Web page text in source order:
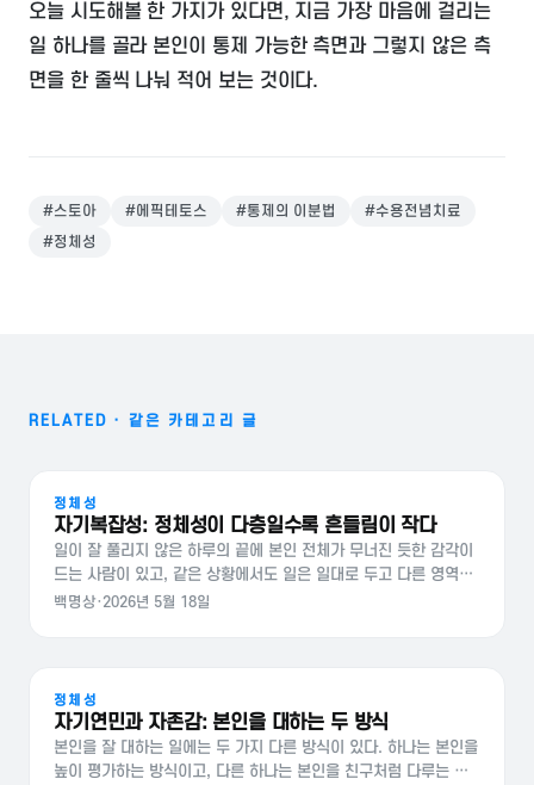
오늘 시도해볼 한 가지가 있다면, 지금 가장 마음에 걸리는
일 하나를 골라 본인이 통제 가능한 측면과 그렇지 않은 측
면을 한 줄씩 나눠 적어 보는 것이다.
#스토아 #에픽테토스 #통제의 이분법 #수용전념치료
#정체성
RELATED · 같은 카테고리 글
정체성
자기복잡성: 정체성이 다층일수록 흔들림이 작다
일이 잘 풀리지 않은 하루의 끝에 본인 전체가 무너진 듯한 감각이
드는 사람이 있고, 같은 상황에서도 일은 일대로 두고 다른 영역으
로 자연스럽게 넘어가는 사람이 있다. 그 차이를 설명하는 한 가지
백명상· 2026년 5월 18일
정체성
자기연민과 자존감: 본인을 대하는 두 방식
본인을 잘 대하는 일에는 두 가지 다른 방식이 있다. 하나는 본인을
높이 평가하는 방식이고, 다른 하나는 본인을 친구처럼 다루는 방